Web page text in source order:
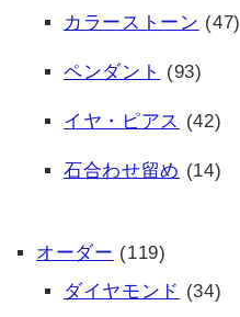
カラーストーン (47)
ペンダント (93)
イヤ・ピアス (42)
石合わせ留め (14)
オーダー (119)
ダイヤモンド (34)